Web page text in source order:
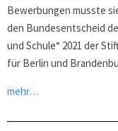
Bewerbungen musste
den Bundesentscheid
und Schule“ 2021 der
für Berlin und
mehr…